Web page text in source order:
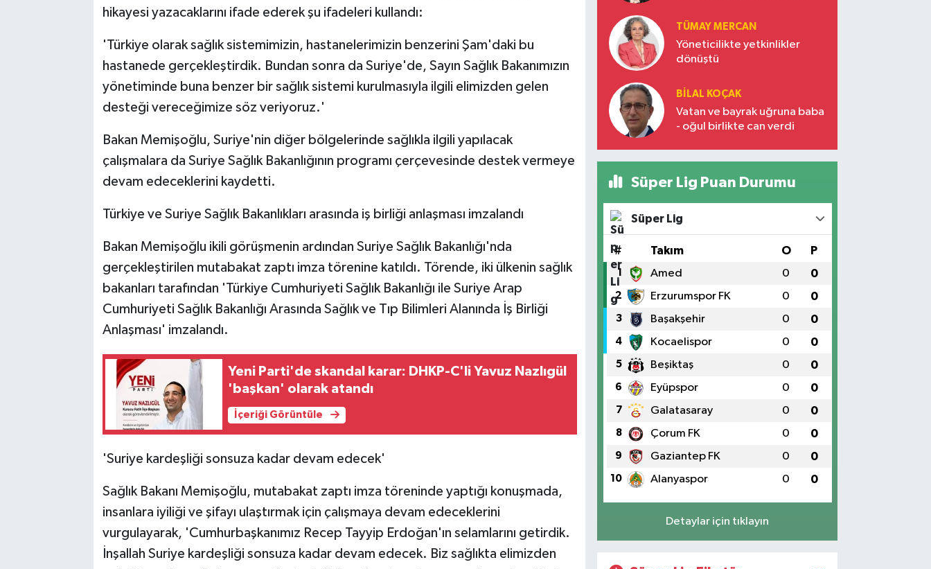
hikayesi yazacaklarını ifade ederek şu ifadeleri kullandı:
'Türkiye olarak sağlık sistemimizin, hastanelerimizin benzerini Şam'daki bu
hastanede gerçekleştirdik. Bundan sonra da Suriye'de, Sayın Sağlık Bakanımızın
yönetiminde buna benzer bir sağlık sistemi kurulmasıyla ilgili elimizden gelen
desteği vereceğimize söz veriyoruz.'
Bakan Memişoğlu, Suriye'nin diğer bölgelerinde sağlıkla ilgili yapılacak
çalışmalara da Suriye Sağlık Bakanlığının programı çerçevesinde destek vermeye
devam edeceklerini kaydetti.
Türkiye ve Suriye Sağlık Bakanlıkları arasında iş birliği anlaşması imzalandı
Bakan Memişoğlu ikili görüşmenin ardından Suriye Sağlık Bakanlığı'nda
gerçekleştirilen mutabakat zaptı imza törenine katıldı. Törende, iki ülkenin sağlık
bakanları tarafından 'Türkiye Cumhuriyeti Sağlık Bakanlığı ile Suriye Arap
Cumhuriyeti Sağlık Bakanlığı Arasında Sağlık ve Tıp Bilimleri Alanında İş Birliği
Anlaşması' imzalandı.
Yeni Parti'de skandal karar: DHKP-C'li Yavuz Nazlıgül
'başkan' olarak atandı
İçeriği Görüntüle
'Suriye kardeşliği sonsuza kadar devam edecek'
Sağlık Bakanı Memişoğlu, mutabakat zaptı imza töreninde yaptığı konuşmada,
insanlara iyiliği ve şifayı ulaştırmak için çalışmaya devam edeceklerini
vurgulayarak, 'Cumhurbaşkanımız Recep Tayyip Erdoğan'ın selamlarını getirdik.
İnşallah Suriye kardeşliği sonsuza kadar devam edecek. Biz sağlıkta elimizden
Türkiye’nin yükselen gücü
TÜMAY MERCAN
Yöneticilikte yetkinlikler
dönüştü
BILAL KOÇAK
Vatan ve bayrak uğruna baba
- oğul birlikte can verdi
Süper Lig Puan Durumu
Süper Lig
# Takım O P
1 Amed 0 0
2 Erzurumspor FK 0 0
3 Başakşehir 0 0
4 Kocaelispor 0 0
5 Beşiktaş 0 0
6 Eyüpspor 0 0
7 Galatasaray 0 0
8 Çorum FK 0 0
9 Gaziantep FK 0 0
10 Alanyaspor 0 0
Detaylar için tıklayın